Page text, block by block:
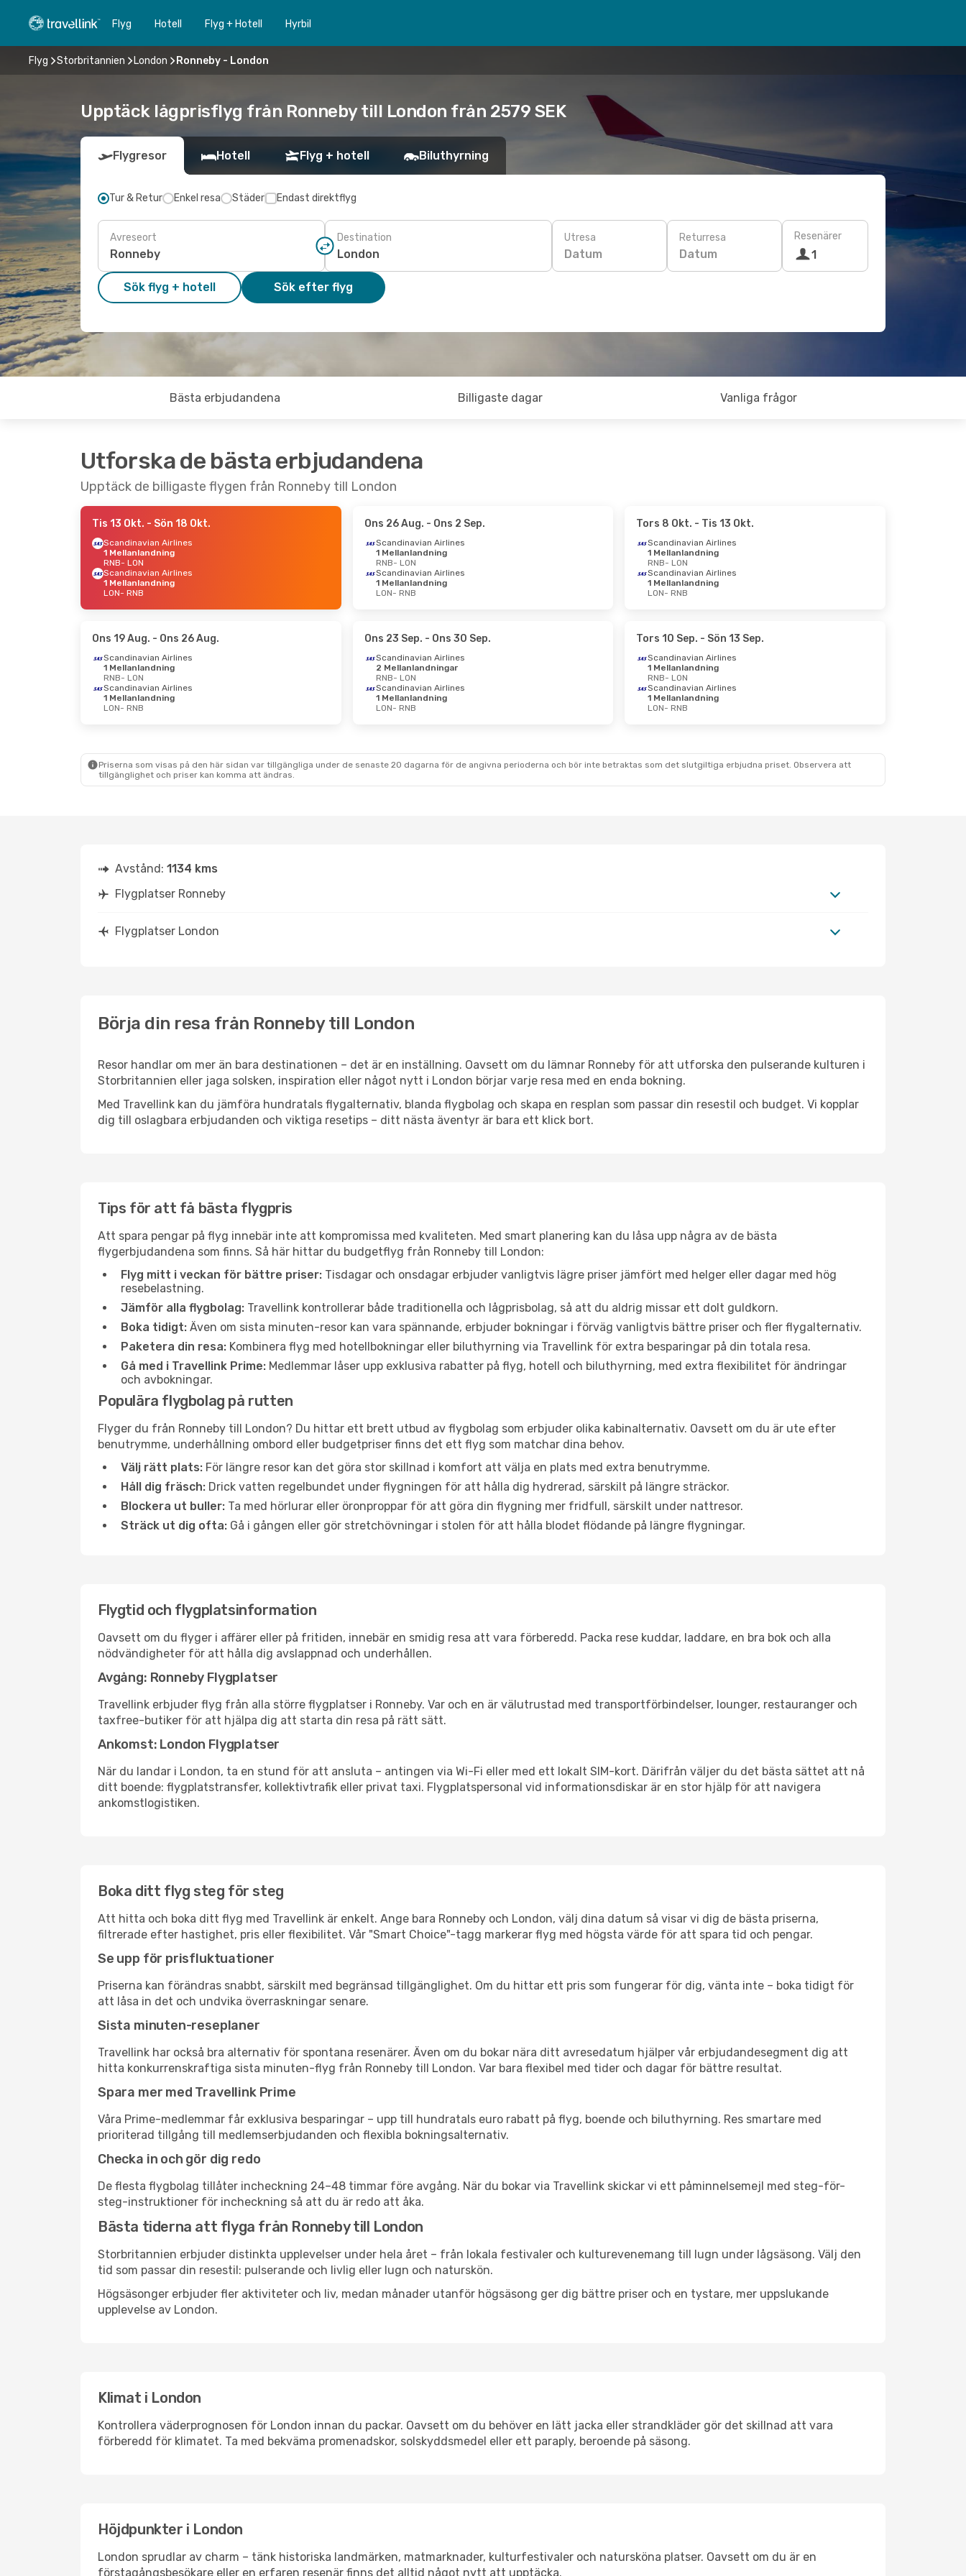
Flyg Hotell Flyg + Hotell Hyrbil
Flyg Storbritannien London Ronneby - London
Upptäck lågprisflyg från Ronneby till London från 2579 SEK
Flygresor Hotell Flyg + hotell Biluthyrning
Tur & Retur Enkel resa Städer Endast direktflyg
Avreseort Destination Utresa
Datum
Returresa
Datum
Resenärer
1
Sök flyg + hotell Sök efter flyg
Bästa erbjudandena Billigaste dagar Vanliga frågor
Utforska de bästa erbjudandena
Upptäck de billigaste flygen från Ronneby till London
Tis 13 Okt. - Sön 18 Okt.
Scandinavian Airlines
1 Mellanlandning
RNB- LON
Scandinavian Airlines
1 Mellanlandning
LON- RNB
Ons 26 Aug. - Ons 2 Sep.
Scandinavian Airlines
1 Mellanlandning
RNB- LON
Scandinavian Airlines
1 Mellanlandning
LON- RNB
Tors 8 Okt. - Tis 13 Okt.
Scandinavian Airlines
1 Mellanlandning
RNB- LON
Scandinavian Airlines
1 Mellanlandning
LON- RNB
Ons 19 Aug. - Ons 26 Aug.
Scandinavian Airlines
1 Mellanlandning
RNB- LON
Scandinavian Airlines
1 Mellanlandning
LON- RNB
Ons 23 Sep. - Ons 30 Sep.
Scandinavian Airlines
2 Mellanlandningar
RNB- LON
Scandinavian Airlines
1 Mellanlandning
LON- RNB
Tors 10 Sep. - Sön 13 Sep.
Scandinavian Airlines
1 Mellanlandning
RNB- LON
Scandinavian Airlines
1 Mellanlandning
LON- RNB
Priserna som visas på den här sidan var tillgängliga under de senaste 20 dagarna för de angivna perioderna och bör inte betraktas som det slutgiltiga erbjudna priset. Observera att
tillgänglighet och priser kan komma att ändras.
Avstånd: 1134 kms
Flygplatser Ronneby
Flygplatser London
Börja din resa från Ronneby till London
Resor handlar om mer än bara destinationen – det är en inställning. Oavsett om du lämnar Ronneby för att utforska den pulserande kulturen i
Storbritannien eller jaga solsken, inspiration eller något nytt i London börjar varje resa med en enda bokning.
Med Travellink kan du jämföra hundratals flygalternativ, blanda flygbolag och skapa en resplan som passar din resestil och budget. Vi kopplar
dig till oslagbara erbjudanden och viktiga resetips – ditt nästa äventyr är bara ett klick bort.
Tips för att få bästa flygpris
Att spara pengar på flyg innebär inte att kompromissa med kvaliteten. Med smart planering kan du låsa upp några av de bästa
flygerbjudandena som finns. Så här hittar du budgetflyg från Ronneby till London:
Flyg mitt i veckan för bättre priser: Tisdagar och onsdagar erbjuder vanligtvis lägre priser jämfört med helger eller dagar med hög
resebelastning.
Jämför alla flygbolag: Travellink kontrollerar både traditionella och lågprisbolag, så att du aldrig missar ett dolt guldkorn.
Boka tidigt: Även om sista minuten-resor kan vara spännande, erbjuder bokningar i förväg vanligtvis bättre priser och fler flygalternativ.
Paketera din resa: Kombinera flyg med hotellbokningar eller biluthyrning via Travellink för extra besparingar på din totala resa.
Gå med i Travellink Prime: Medlemmar låser upp exklusiva rabatter på flyg, hotell och biluthyrning, med extra flexibilitet för ändringar
och avbokningar.
Populära flygbolag på rutten
Flyger du från Ronneby till London? Du hittar ett brett utbud av flygbolag som erbjuder olika kabinalternativ. Oavsett om du är ute efter
benutrymme, underhållning ombord eller budgetpriser finns det ett flyg som matchar dina behov.
Välj rätt plats: För längre resor kan det göra stor skillnad i komfort att välja en plats med extra benutrymme.
Håll dig fräsch: Drick vatten regelbundet under flygningen för att hålla dig hydrerad, särskilt på längre sträckor.
Blockera ut buller: Ta med hörlurar eller öronproppar för att göra din flygning mer fridfull, särskilt under nattresor.
Sträck ut dig ofta: Gå i gången eller gör stretchövningar i stolen för att hålla blodet flödande på längre flygningar.
Flygtid och flygplatsinformation
Oavsett om du flyger i affärer eller på fritiden, innebär en smidig resa att vara förberedd. Packa rese kuddar, laddare, en bra bok och alla
nödvändigheter för att hålla dig avslappnad och underhållen.
Avgång: Ronneby Flygplatser
Travellink erbjuder flyg från alla större flygplatser i Ronneby. Var och en är välutrustad med transportförbindelser, lounger, restauranger och
taxfree-butiker för att hjälpa dig att starta din resa på rätt sätt.
Ankomst: London Flygplatser
När du landar i London, ta en stund för att ansluta – antingen via Wi-Fi eller med ett lokalt SIM-kort. Därifrån väljer du det bästa sättet att nå
ditt boende: flygplatstransfer, kollektivtrafik eller privat taxi. Flygplatspersonal vid informationsdiskar är en stor hjälp för att navigera
ankomstlogistiken.
Boka ditt flyg steg för steg
Att hitta och boka ditt flyg med Travellink är enkelt. Ange bara Ronneby och London, välj dina datum så visar vi dig de bästa priserna,
filtrerade efter hastighet, pris eller flexibilitet. Vår "Smart Choice"-tagg markerar flyg med högsta värde för att spara tid och pengar.
Se upp för prisfluktuationer
Priserna kan förändras snabbt, särskilt med begränsad tillgänglighet. Om du hittar ett pris som fungerar för dig, vänta inte – boka tidigt för
att låsa in det och undvika överraskningar senare.
Sista minuten-reseplaner
Travellink har också bra alternativ för spontana resenärer. Även om du bokar nära ditt avresedatum hjälper vår erbjudandesegment dig att
hitta konkurrenskraftiga sista minuten-flyg från Ronneby till London. Var bara flexibel med tider och dagar för bättre resultat.
Spara mer med Travellink Prime
Våra Prime-medlemmar får exklusiva besparingar – upp till hundratals euro rabatt på flyg, boende och biluthyrning. Res smartare med
prioriterad tillgång till medlemserbjudanden och flexibla bokningsalternativ.
Checka in och gör dig redo
De flesta flygbolag tillåter incheckning 24–48 timmar före avgång. När du bokar via Travellink skickar vi ett påminnelsemejl med steg-för-
steg-instruktioner för incheckning så att du är redo att åka.
Bästa tiderna att flyga från Ronneby till London
Storbritannien erbjuder distinkta upplevelser under hela året – från lokala festivaler och kulturevenemang till lugn under lågsäsong. Välj den
tid som passar din resestil: pulserande och livlig eller lugn och naturskön.
Högsäsonger erbjuder fler aktiviteter och liv, medan månader utanför högsäsong ger dig bättre priser och en tystare, mer uppslukande
upplevelse av London.
Klimat i London
Kontrollera väderprognosen för London innan du packar. Oavsett om du behöver en lätt jacka eller strandkläder gör det skillnad att vara
förberedd för klimatet. Ta med bekväma promenadskor, solskyddsmedel eller ett paraply, beroende på säsong.
Höjdpunkter i London
London sprudlar av charm – tänk historiska landmärken, matmarknader, kulturfestivaler och natursköna platser. Oavsett om du är en
förstagångsbesökare eller en erfaren resenär finns det alltid något nytt att upptäcka.